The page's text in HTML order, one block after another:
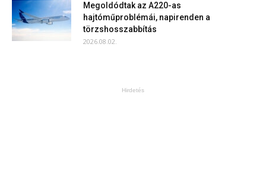
Megoldódtak az A220-as
hajtóműproblémái, napirenden a
törzshosszabbítás
2026.08.02.
Hirdetés